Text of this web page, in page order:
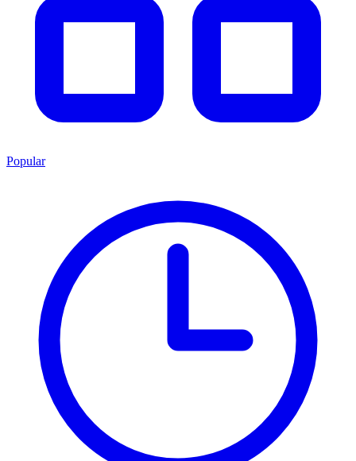
Popular